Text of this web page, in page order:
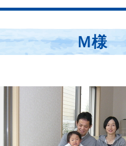
Ｍ様